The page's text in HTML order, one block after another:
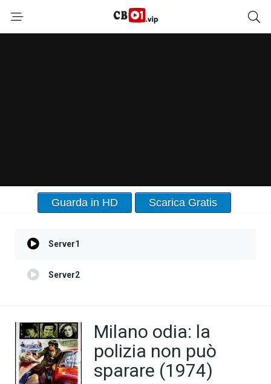
Guarda in HD Scarica Gratis
Server1
Server2
Milano odia: la
polizia non può
sparare (1974)